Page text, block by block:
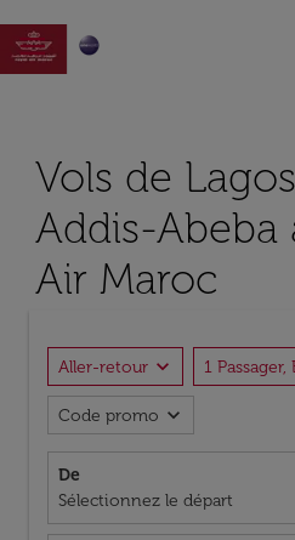

Vols de
Addis-Abeba
Air Maroc
Aller-retour expand_more 1
Code promo expand_more
De
Sélectionnez le départ